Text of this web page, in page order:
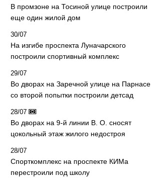
В промзоне на Тосиной улице построили
еще один жилой дом
30/07
На изгибе проспекта Луначарского
построили спортивный комплекс
29/07
Во дворах на Заречной улице на Парнасе
со второй попытки построили детсад
28/07
Во дворах на 9-й линии В. О. сносят
цокольный этаж жилого недостроя
28/07
Спорткомплекс на проспекте КИМа
перестроили под школу